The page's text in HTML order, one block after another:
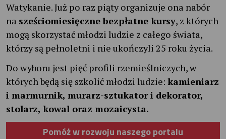
Watykanie. Już po raz piąty organizuje ona nabór
na sześciomiesięczne bezpłatne kursy, z których
mogą skorzystać młodzi ludzie z całego świata,
którzy są pełnoletni i nie ukończyli 25 roku życia.
Do wyboru jest pięć profili rzemieślniczych, w
których będą się szkolić młodzi ludzie: kamieniarz
i marmurnik, murarz-sztukator i dekorator,
stolarz, kowal oraz mozaicysta.
Pomóż w rozwoju naszego portalu